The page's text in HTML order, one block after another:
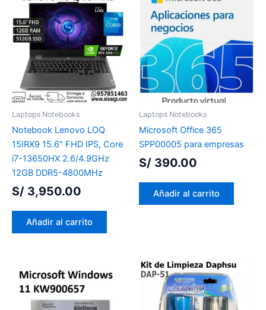
Laptops Notebooks
Notebook Lenovo LOQ
15IRX9 15.6″ FHD IPS, Core
i7-13650HX 2.6/4.9GHz
12GB DDR5-4800MHz
S/ 3,950.00
Añadir al carrito
Laptops Notebooks
Microsoft Office 365
SPP00005 para empresas
S/ 390.00
Añadir al carrito